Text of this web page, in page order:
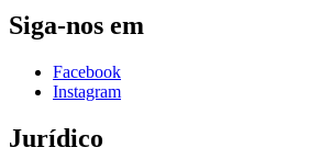
Siga-nos em
Facebook
Instagram
Jurídico